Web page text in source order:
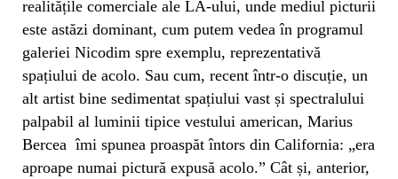
realitățile comerciale ale LA-ului, unde mediul picturii
este astăzi dominant, cum putem vedea în programul
galeriei Nicodim spre exemplu, reprezentativă
spațiului de acolo. Sau cum, recent într-o discuție, un
alt artist bine sedimentat spațiului vast și spectralului
palpabil al luminii tipice vestului american, Marius
Bercea îmi spunea proaspăt întors din California: „era
aproape numai pictură expusă acolo.” Cât și, anterior,